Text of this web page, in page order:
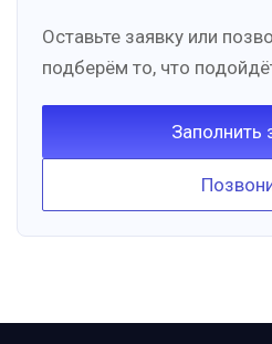
Оставьте заявку или
подберём то, что
Заполнить